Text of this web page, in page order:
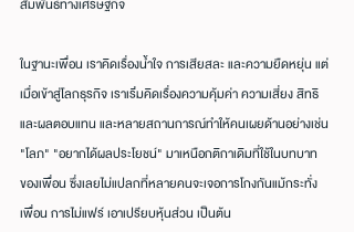
สัมพันธ์ทางเศรษฐกิจ
ในฐานะเพื่อน เราคิดเรื่องน้ำใจ การเสียสละ และความยืดหยุ่น แต่
เมื่อเข้าสู่โลกธุรกิจ เราเริ่มคิดเรื่องความคุ้มค่า ความเสี่ยง สิทธิ
และผลตอบแทน และหลายสถานการณ์ทำให้คนเผยด้านอย่างเช่น
"โลภ" "อยากได้ผลประโยชน์" มาเหนือกติกาเดิมที่ใช้ในบทบาท
ของเพื่อน ซึ่งเลยไม่แปลกที่หลายคนจะเจอการโกงกันแม้กระทั่ง
เพื่อน การไม่แฟร์ เอาเปรียบหุ้นส่วน เป็นต้น